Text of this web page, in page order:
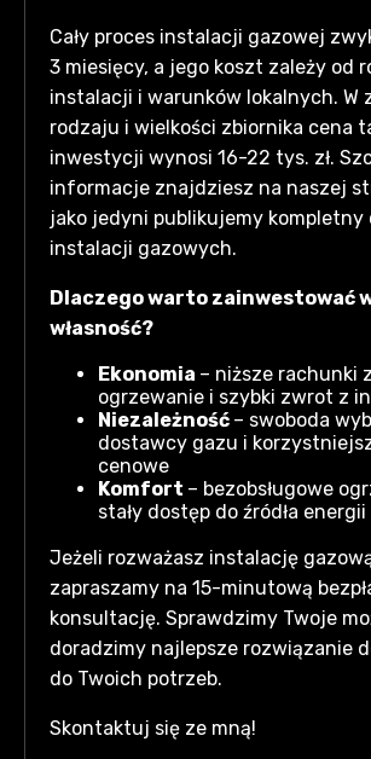
Cały proces instalacji gazowej
3 miesięcy, a jego koszt zależy od
instalacji i warunków lokalnych. W
rodzaju i wielkości zbiornika cena
inwestycji wynosi 16-22 tys. zł.
informacje znajdziesz na naszej
jako jedyni publikujemy kompletny
instalacji gazowych.
Dlaczego warto zainwestować
własność?
Ekonomia – niższe rachunki
ogrzewanie i szybki zwrot z
Niezależność – swoboda
dostawcy gazu i
cenowe
Komfort – bezobsługowe
stały dostęp do źródła energii
Jeżeli rozważasz instalację
zapraszamy na 15-minutową
konsultację. Sprawdzimy Twoje
doradzimy najlepsze rozwiązanie
do Twoich potrzeb.
Skontaktuj się ze mną!